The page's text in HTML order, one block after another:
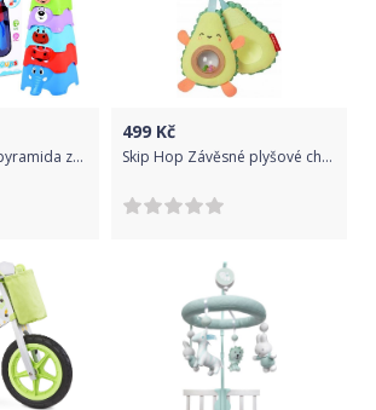
Mamido Barevná pyramida zvířatka
499 Kč
Skip Hop Závěsné plyšové chrastítko Avokádo